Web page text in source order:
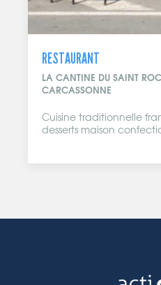
RESTAURANT
LA CANTINE DU SAINT
CARCASSONNE
Cuisine traditionnelle
desserts maison